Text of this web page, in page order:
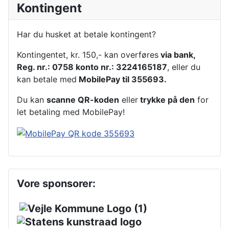
Kontingent
Har du husket at betale kontingent?
Kontingentet, kr. 150,- kan overføres via bank,
Reg. nr.: 0758 konto nr.: 3224165187, eller du
kan betale med MobilePay til 355693.
Du kan scanne QR-koden eller trykke på den for
let betaling med MobilePay!
Vore sponsorer: